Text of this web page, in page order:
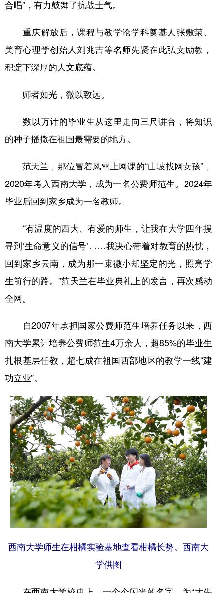
合唱”，有力鼓舞了抗战士气。
重庆解放后，课程与教学论学科奠基人张敷荣、
美育心理学创始人刘兆吉等名师先贤在此弘文励教，
积淀下深厚的人文底蕴。
师者如光，微以致远。
数以万计的毕业生从这里走向三尺讲台，将知识
的种子播撒在祖国最需要的地方。
范天兰，那位冒着风雪上网课的“山坡找网女孩”，
2020年考入西南大学，成为一名公费师范生。2024年
毕业后回到家乡成为一名教师。
“有温度的西大、有爱的师生，让我在大学四年搜
寻到‘生命意义的信号’……我决心带着对教育的热忱，
回到家乡云南，成为那一束微小却坚定的光，照亮学
生前行的路。”范天兰在毕业典礼上的发言，再次感动
全网。
自2007年承担国家公费师范生培养任务以来，西
南大学累计培养公费师范生4万余人，超85%的毕业生
扎根基层任教，超七成在祖国西部地区的教学一线“建
功立业”。
西南大学师生在柑橘实验基地查看柑橘长势。西南大
学供图